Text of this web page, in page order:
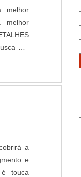
melhor
melhor
por
a
e
touca